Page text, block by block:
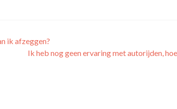
ik afzeggen?
Ik heb nog geen ervaring met autorijden,